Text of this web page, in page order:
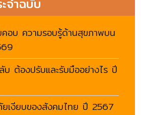
คอบ ความรอบรู้ด้านสุขภาพบน
บ ต้องปรับและรับมืออย่างไร ปี
เงียบของสังคมไทย ปี 2567